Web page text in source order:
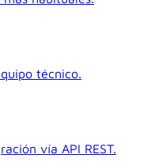
técnico.
vía API REST.